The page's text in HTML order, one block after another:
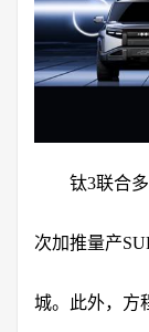
钛3联合
次加推量产
城。此外，方